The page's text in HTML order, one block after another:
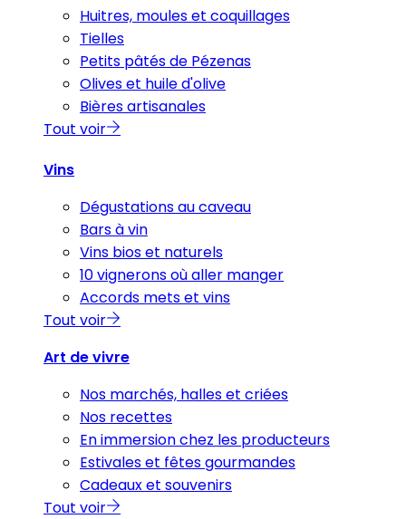
Huitres, moules et coquillages
Tielles
Petits pâtés de Pézenas
Olives et huile d'olive
Bières artisanales
Tout voir
Vins
Dégustations au caveau
Bars à vin
Vins bios et naturels
10 vignerons où aller manger
Accords mets et vins
Tout voir
Art de vivre
Nos marchés, halles et criées
Nos recettes
En immersion chez les producteurs
Estivales et fêtes gourmandes
Cadeaux et souvenirs
Tout voir